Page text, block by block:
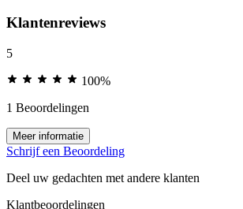
Klantenreviews
5
100%
1 Beoordelingen
Meer informatie
Schrijf een Beoordeling
Deel uw gedachten met andere klanten
Klantbeoordelingen